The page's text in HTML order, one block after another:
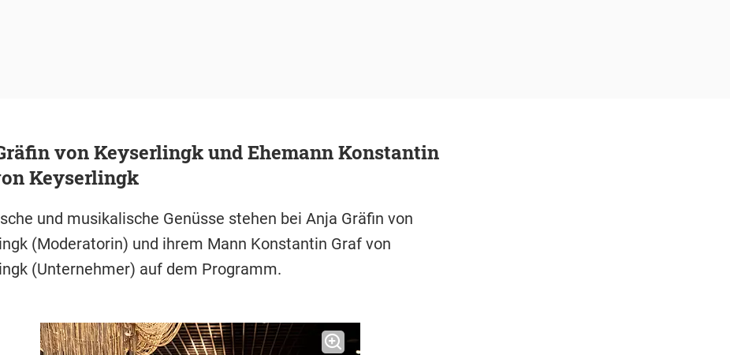
von Keyserlingk und Ehemann Konstantin
Keyserlingk
und musikalische Genüsse stehen bei Anja Gräfin von
(Moderatorin) und ihrem Mann Konstantin Graf von
(Unternehmer) auf dem Programm.